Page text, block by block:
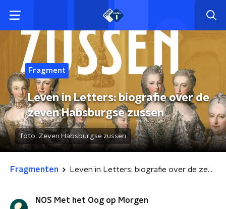
Fragment
Leven in Letters: biografie over de
zeven Habsburgse zussen
foto: Zeven Habsburgse zussen
Fragmenten Leven in Letters: biografie over de zeven Habsburgse zussen
NOS Met het Oog op Morgen